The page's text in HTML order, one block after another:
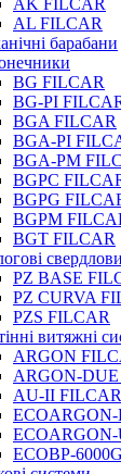
AK FILCAR
AL FILCAR
барабани
BG FILCAR
BG-PI
BGA FILCAR
BGA-PI
BGA-PM
BGPC
BGPG
BGPM
BGT FILCAR
PZ BASE
PZ CURVA
PZS FILCAR
витяжні
ARGON
ARGON-
AU-II FILCAR
ECOBP-